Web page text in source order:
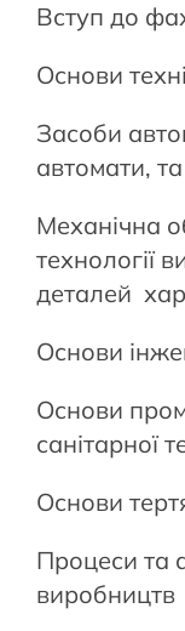
Вступ до
Основи
Засоби
автомати, та
Механічна
технології
деталей
Основи
Основи
санітарної
Основи
Процеси та
виробництв